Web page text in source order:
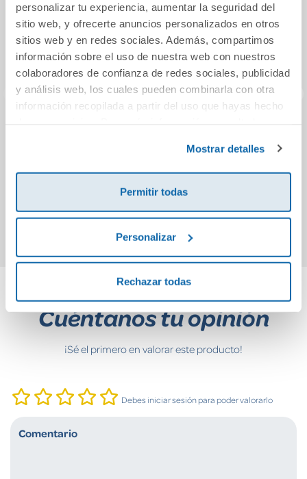
personalizar tu experiencia, aumentar la seguridad del
sitio web, y ofrecerte anuncios personalizados en otros
sitios web y en redes sociales. Además, compartimos
información sobre el uso de nuestra web con nuestros
colaboradores de confianza de redes sociales, publicidad
y análisis web, los cuales pueden combinarla con otra
información recopilada a partir del uso que hayas hecho
Mostrar detalles
Permitir todas
Personalizar
Rechazar todas
Comprar
Comprar
Cuéntanos tu opinión
¡Sé el primero en valorar este producto!
Debes iniciar sesión para poder valorarlo